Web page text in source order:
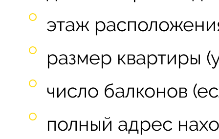
этаж
размер квартиры
число балконов
полный адрес